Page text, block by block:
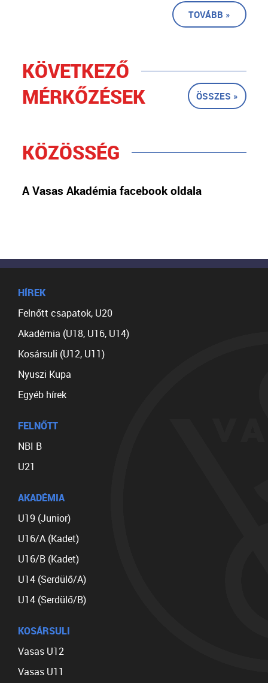
TOVÁBB »
KÖVETKEZŐ
MÉRKŐZÉSEK
ÖSSZES »
KÖZÖSSÉG
A Vasas Akadémia facebook oldala
HÍREK
Felnőtt csapatok, U20
Akadémia (U18, U16, U14)
Kosársuli (U12, U11)
Nyuszi Kupa
Egyéb hírek
FELNŐTT
NBI B
U21
AKADÉMIA
U19 (Junior)
U16/A (Kadet)
U16/B (Kadet)
U14 (Serdülő/A)
U14 (Serdülő/B)
KOSÁRSULI
Vasas U12
Vasas U11